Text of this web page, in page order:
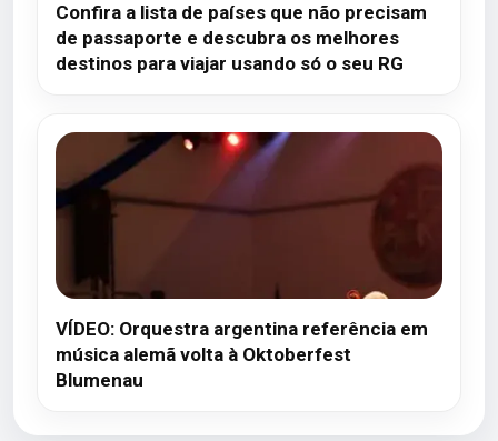
Confira a lista de países que não precisam
de passaporte e descubra os melhores
destinos para viajar usando só o seu RG
VÍDEO: Orquestra argentina referência em
música alemã volta à Oktoberfest
Blumenau